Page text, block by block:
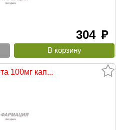
304 руб
100мг кап...